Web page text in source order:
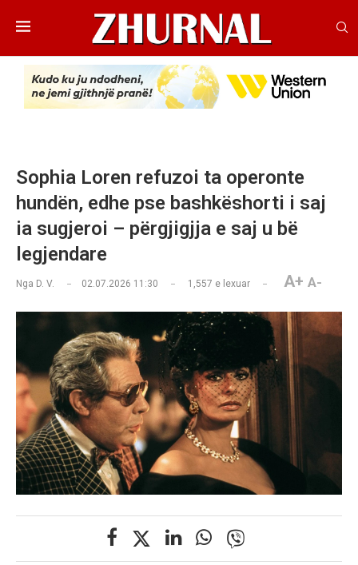
Sophia Loren refuzoi ta operonte
hundën, edhe pse bashkëshorti i saj
ia sugjeroi – përgjigjja e saj u bë
legjendare
Nga D. V. 02.07.2026 11:30 1,557 e lexuar A+ A-